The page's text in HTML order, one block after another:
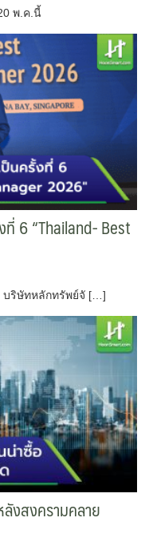
พ.ค.นี้
ที่ 6 “Thailand- Best
บริษัทหลักทรัพย์จั […]
งสงครามคลาย